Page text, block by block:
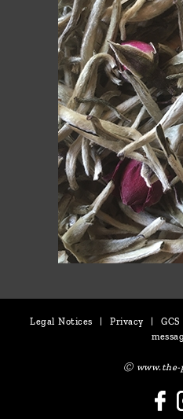
Legal Notices | Privacy | GCS
Ⓒ www.the-